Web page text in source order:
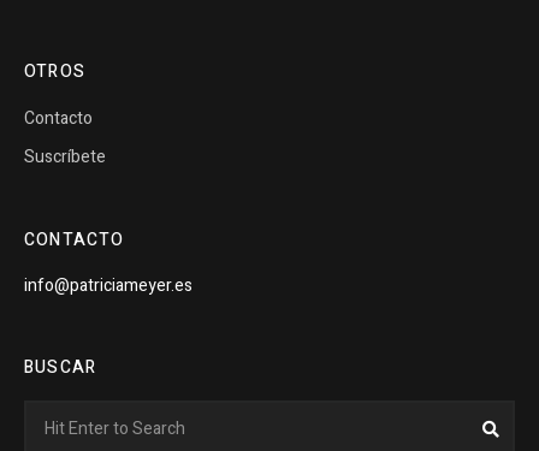
OTROS
Contacto
Suscríbete
CONTACTO
info@patriciameyer.es
BUSCAR
for: